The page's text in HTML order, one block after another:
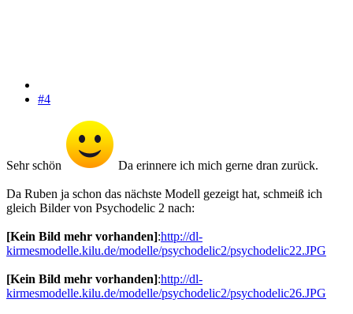
#4
Sehr schön Da erinnere ich mich gerne dran zurück.
Da Ruben ja schon das nächste Modell gezeigt hat, schmeiß ich
gleich Bilder von Psychodelic 2 nach:
[Kein Bild mehr vorhanden]:http://dl-
kirmesmodelle.kilu.de/modelle/psychodelic2/psychodelic22.JPG
[Kein Bild mehr vorhanden]:http://dl-
kirmesmodelle.kilu.de/modelle/psychodelic2/psychodelic26.JPG